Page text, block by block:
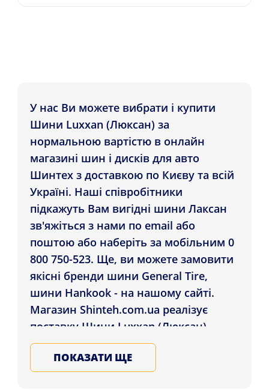
У нас Ви можете вибрати і купити
Шини Luxxan (Люксан) за
нормальною вартістю в онлайн
магазині шин і дисків для авто
Шинтех з доставкою по Києву та всій
Україні. Наші співробітники
підкажуть Вам вигідні шини Лаксан
зв'яжіться з нами по email або
поштою або наберіть за мобільним 0
800 750-523. Ще, ви можете замовити
якісні бренди шини General Tire,
шини Hankook - на нашому сайті.
Магазин Shinteh.com.ua реалізує
поставку Шини Luxxan (Люксан)
клієнтам міст: Київ, Суми, Львів , а
також інші регіони України.
Підбирайте та купуйте на зиму та літо
ПОКАЗАТИ ЩЕ